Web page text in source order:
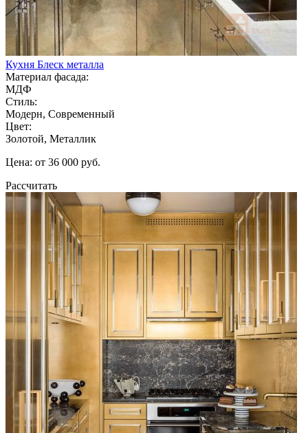
Кухня Блеск металла
Материал фасада:
МДФ
Стиль:
Модерн, Современный
Цвет:
Золотой, Металлик
Цена: от 36 000 руб.
Рассчитать